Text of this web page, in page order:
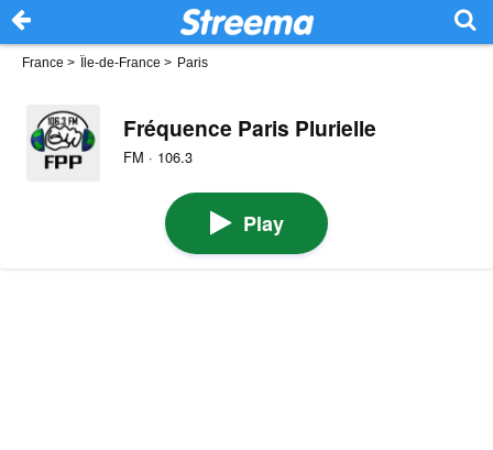
France > Île-de-France > Paris
Fréquence Paris Plurielle
FM · 106.3
Play